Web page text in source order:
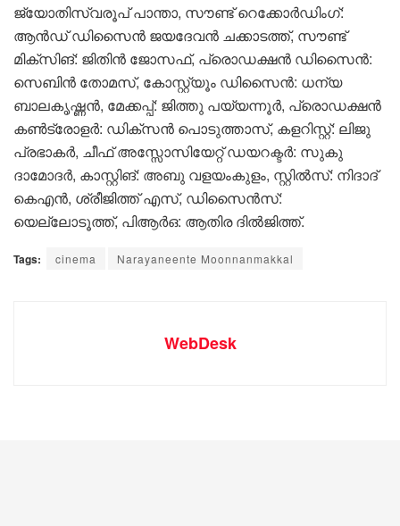
ജ്യോതിസ്വരൂപ് പാന്താ, സൗണ്ട് റെക്കോ‍‍ർഡിംഗ്:
ആൻഡ് ഡിസൈൻ ജയദേവൻ ചക്കാടത്ത്, സൗണ്ട്
മിക്സിങ്: ജിതിൻ ജോസഫ്, പ്രൊഡക്ഷൻ ഡിസൈൻ:
സെബിൻ തോമസ്, കോസ്റ്റ്യൂം ഡിസൈൻ: ധന്യ
ബാലകൃഷ്ണൻ, മേക്കപ്പ്: ജിത്തു പയ്യന്നൂർ, പ്രൊഡക്ഷൻ
കൺട്രോളർ: ഡിക്സൻ പൊടുത്താസ്, കളറിസ്റ്റ്: ലിജു
പ്രഭാകർ, ചീഫ് അസ്സോസിയേറ്റ് ഡയറക്ടർ: സുകു
ദാമോദര്‍, കാസ്റ്റിങ്: അബു വളയംകുളം, സ്റ്റിൽസ്: നിദാദ്
കെഎൻ, ശ്രീജിത്ത് എസ്, ഡിസൈൻസ്:
യെല്ലോടൂത്ത്, പിആർഒ: ആതിര ദിൽജിത്ത്.
Tags: cinema Narayaneente Moonnanmakkal
WebDesk